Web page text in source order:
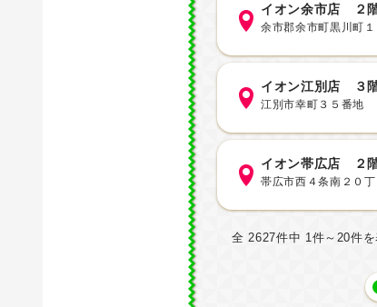
イオン余市店 ２
余市郡余市町黒川町
イオン江別店 ３
江別市幸町３５番地
イオン帯広店 ２
帯広市西４条南２０
全 2627件中 1件～20件